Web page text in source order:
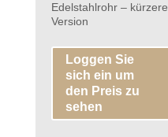
Edelstahlrohr – kürzere
Version
Loggen Sie
sich ein um
den Preis zu
sehen